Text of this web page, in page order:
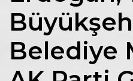
Belediye